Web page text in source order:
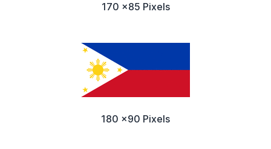
170 x85 Pixels
180 x90 Pixels